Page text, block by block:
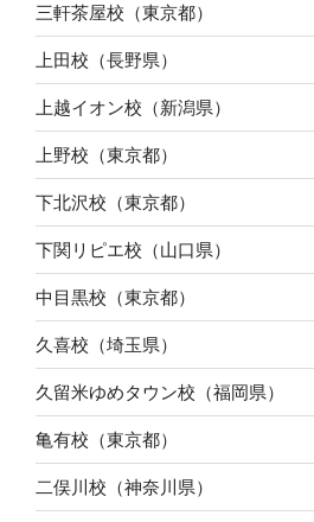
三軒茶屋校（東京都）
上田校（長野県）
上越イオン校（新潟県）
上野校（東京都）
下北沢校（東京都）
下関リピエ校（山口県）
中目黒校（東京都）
久喜校（埼玉県）
久留米ゆめタウン校（福岡県）
亀有校（東京都）
二俣川校（神奈川県）